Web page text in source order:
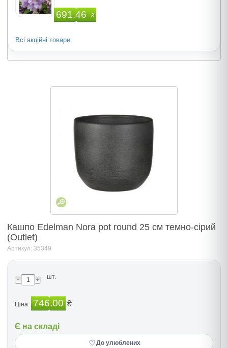
691.46 ₴
Всі акційні товари
Кашпо Edelman Nora pot round 25 cм темно-сiрий
(Outlet)
Артикул: 35349
шт.
Ціна: 746.00 ₴
Є на складі
♡До улюблених